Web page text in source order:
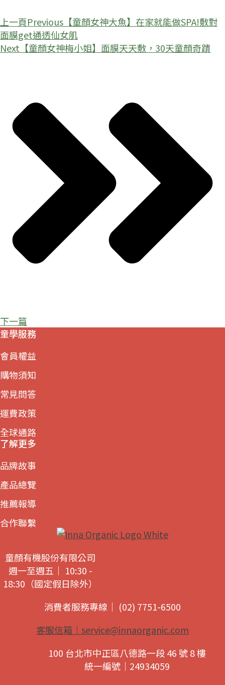
上一頁Previous 【童顏女神大魚】在家就能做SPA!敷對
面膜get通透仙女肌
Next 【童顏女神梅小姐】面膜天天敷，30天童顏奇蹟
下一篇
童學服務
會員權益
購物須知
常見問答
運費政策
全球通路
了解更多
品牌故事
產品總覽
推薦報導
合作聯繫
童顏有機股份有限公司
週一至週五｜ 10:30 -
18:30（國定假日除外）
消費者服務專線｜ (02) 7751-6500
客服信箱｜ service@innaorganic.com
100 台北市中正區八德路一段 46 號 8 樓
統一編號｜24934059